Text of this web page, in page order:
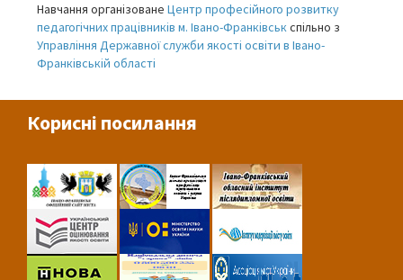
Навчання організоване Центр професійного розвитку
педагогічних працівників м. Івано-Франківськспільно з
Управління Державної служби якості освіти в Івано-
Франківській області
Корисні посилання